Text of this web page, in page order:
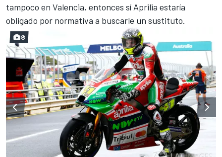
tampoco en Valencia, entonces sí Aprilia estaría
obligado por normativa a buscarle un sustituto.
8